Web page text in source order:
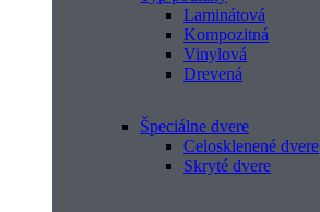
Laminátová
Kompozitná
Vinylová
Drevená
Špeciálne dvere
Celosklenené dvere
Skryté dvere